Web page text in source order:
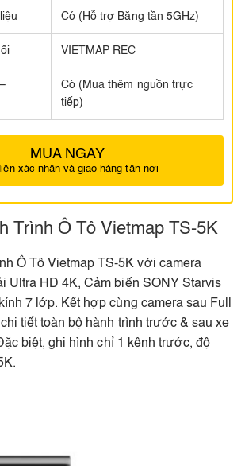
Trình Ô Tô Vietmap TS-5K
Ô Tô Vietmap TS-5K với camera
Ultra HD 4K, Cảm biến SONY Starvis
7 lớp. Kết hợp cùng camera sau Full
tiết toàn bộ hành trình trước & sau xe
biệt, ghi hình chỉ 1 kênh trước, độ
Có (Hỗ trợ Băng tần 5GHz)​
VIETMAP REC​
Có (Mua thêm nguồn trực
tiếp)​
MUA NGAY
xác nhận và giao hàng tận nơi